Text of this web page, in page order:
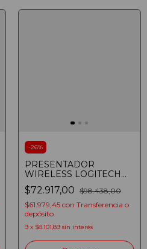
-26%
PRESENTADOR
WIRELESS LOGITECH
R500S LASER 20M
BLUETOOTH USB
GRAFITO 910-006518
$72.917,00 $98.438,00
$61.979,45 con Transferencia o
depósito
9 x $8.101,89 sin interés